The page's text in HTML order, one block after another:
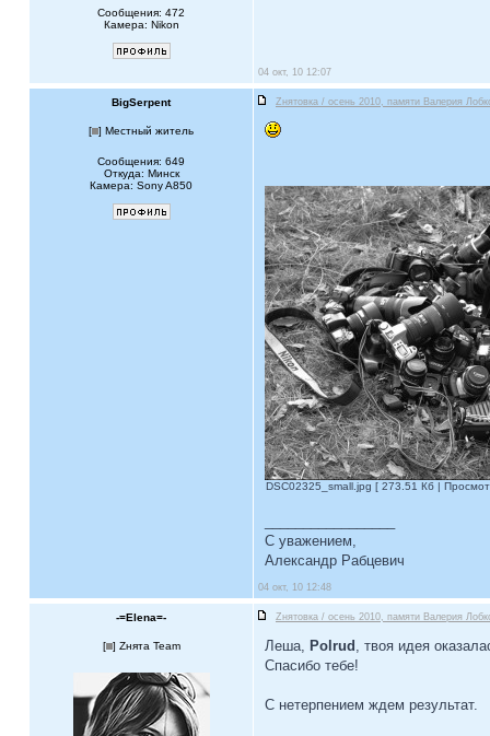
Сообщения: 472
Камера: Nikon
04 окт, 10 12:07
BigSerpent Zнятовка / осень 2010, памяти Валерия
[ ] Местный житель
Сообщения: 649
Откуда: Минск
Камера: Sony A850
DSC02325_small.jpg [ 273.51 Кб |
С уважением,
Александр Рабцевич
04 окт, 10 12:48
-=Elena=- Zнятовка / осень 2010, памяти Валерия
[ ] Zнята Team Леша, Polrud , твоя идея
Спасибо тебе!
С нетерпением ждем результат.